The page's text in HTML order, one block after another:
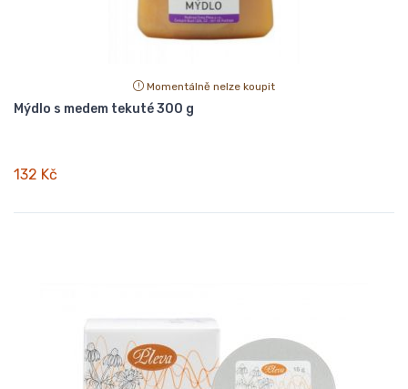
Momentálně nelze koupit
Mýdlo s medem tekuté 300 g
132 Kč